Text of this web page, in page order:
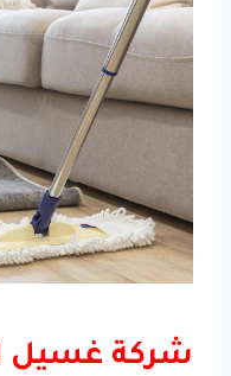
شركة غسيل